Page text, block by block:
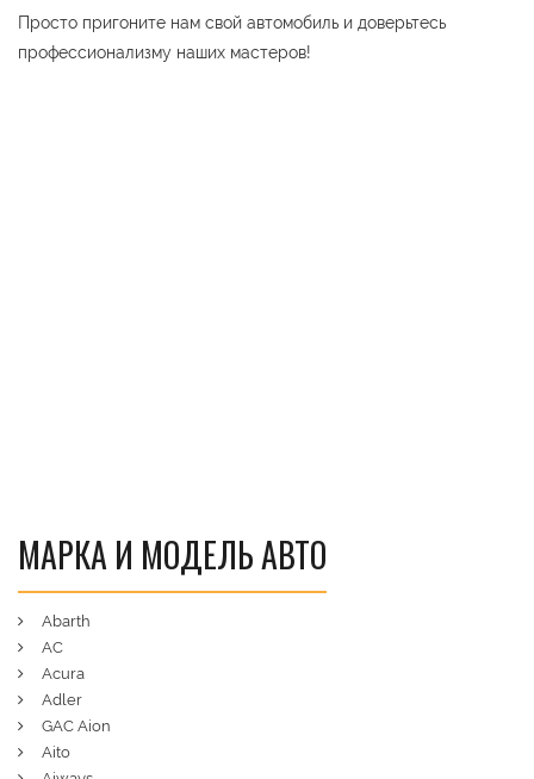
Просто пригоните нам свой автомобиль и доверьтесь
профессионализму наших мастеров!
МАРКА И МОДЕЛЬ АВТО
Abarth
AC
Acura
Adler
GAC Aion
Aito